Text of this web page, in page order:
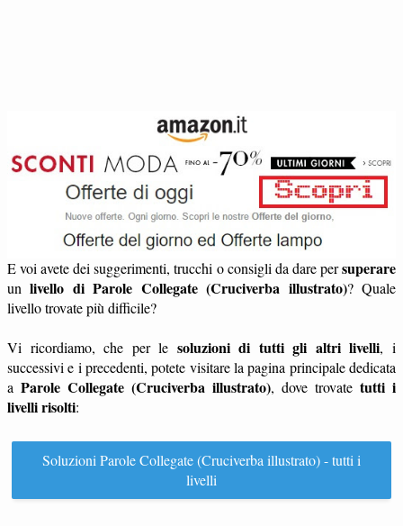
E voi avete dei suggerimenti, trucchi o consigli da dare persuperare
unlivello di Parole Collegate (Cruciverba illustrato)? Quale
livello trovate più difficile?
Vi ricordiamo, che per le soluzioni di tutti gli altri livelli, i
successivi e i precedenti, potete visitare la pagina principale dedicata
a Parole Collegate (Cruciverba illustrato), dove trovate tutti i
livelli risolti:
Soluzioni Parole Collegate (Cruciverba illustrato) - tutti i
livelli